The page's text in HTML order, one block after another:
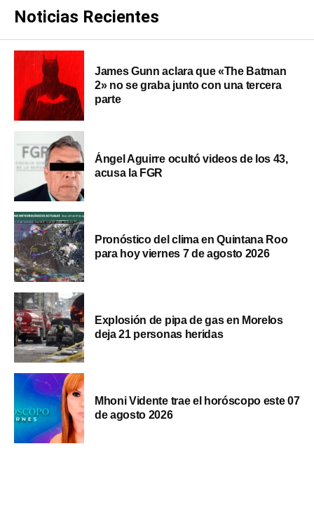
Noticias Recientes
James Gunn aclara que «The Batman
2» no se graba junto con una tercera
parte
Ángel Aguirre ocultó videos de los 43,
acusa la FGR
Pronóstico del clima en Quintana Roo
para hoy viernes 7 de agosto 2026
Explosión de pipa de gas en Morelos
deja 21 personas heridas
Mhoni Vidente trae el horóscopo este 07
de agosto 2026